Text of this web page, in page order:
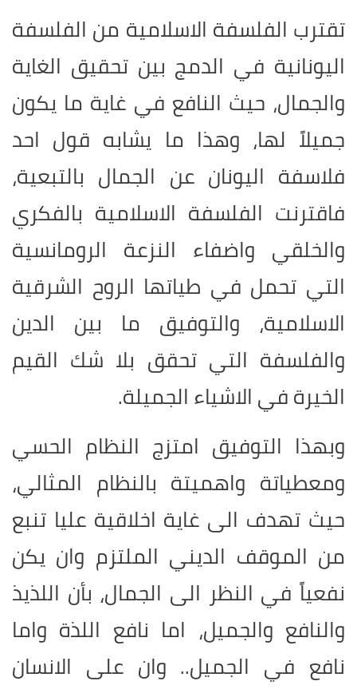
تقترب الفلسفة الاسلامية من الفلسفة
اليونانية في الدمج بين تحقيق الغاية
والجمال، حيث النافع في غاية ما يكون
جميلاً لها، وهذا ما يشابه قول احد
فلاسفة اليونان عن الجمال بالتبعية،
فاقترنت الفلسفة الاسلامية بالفكري
والخلقي واضفاء النزعة الرومانسية
التي تحمل في طياتها الروح الشرقية
الاسلامية، والتوفيق ما بين الدين
والفلسفة التي تحقق بلا شك القيم
الخيرة في الاشياء الجميلة.
وبهذا التوفيق امتزج النظام الحسي
ومعطياتة واهميتة بالنظام المثالي،
حيث تهدف الى غاية اخلاقية عليا تنبع
من الموقف الديني الملتزم وان يكن
نفعياً في النظر الى الجمال، بأن اللذيذ
والنافع والجميل، اما نافع اللذة واما
نافع في الجميل.. وان على الانسان